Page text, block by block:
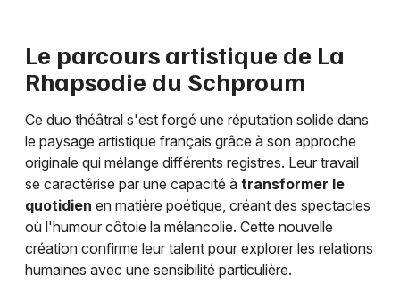
Le parcours artistique de La
Rhapsodie du Schproum
Ce duo théâtral s'est forgé une réputation solide dans
le paysage artistique français grâce à son approche
originale qui mélange différents registres. Leur travail
se caractérise par une capacité à transformer le
quotidien en matière poétique, créant des spectacles
où l'humour côtoie la mélancolie. Cette nouvelle
création confirme leur talent pour explorer les relations
humaines avec une sensibilité particulière.